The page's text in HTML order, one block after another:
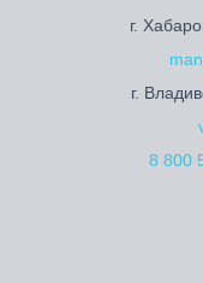
г.
г.
8 800